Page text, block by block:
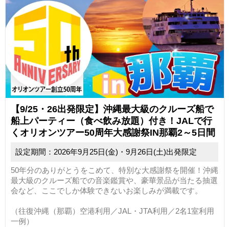
【9/25・26出発限定】沖縄最大級のクルーズ船で
船上パーティー（食べ飲み放題）付き！JALで行
くオリオンツアー50周年大感謝祭IN那覇2～5日間
設定期間：2026年9月25日(金)・9月26日(土)出発限定
50年分のありがとうをこめて、特別な大感謝祭を開催！沖縄
最大級のクルーズ船での音楽鑑賞や、豪華景品が当たる抽選
会など、ここでしか体験できないお楽しみが満載です。
（往復沖縄（那覇）空港利用／JAL・JTA利用／2名1室利用
一例）